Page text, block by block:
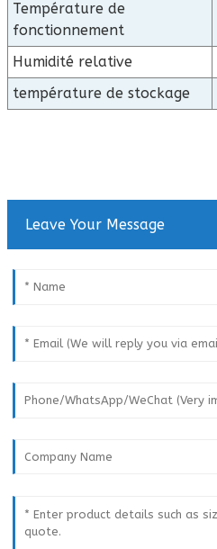
Température de
fonctionnement
Humidité relative
température de stockage
Leave Your Message